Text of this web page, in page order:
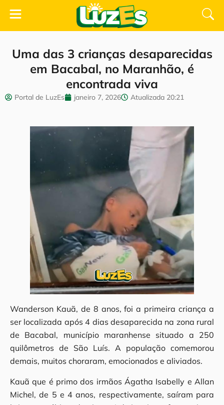
Uma das 3 crianças desaparecidas
em Bacabal, no Maranhão, é
encontrada viva
Portal de LuzEs janeiro 7, 2026 Atualizada 20:21
Wanderson Kauã, de 8 anos, foi a primeira criança a
ser localizada após 4 dias desaparecida na zona rural
de Bacabal, município maranhense situado a 250
quilômetros de São Luís. A população comemorou
demais, muitos choraram, emocionados e aliviados.
Kauã que é primo dos irmãos Ágatha Isabelly e Allan
Michel, de 5 e 4 anos, respectivamente, saíram para